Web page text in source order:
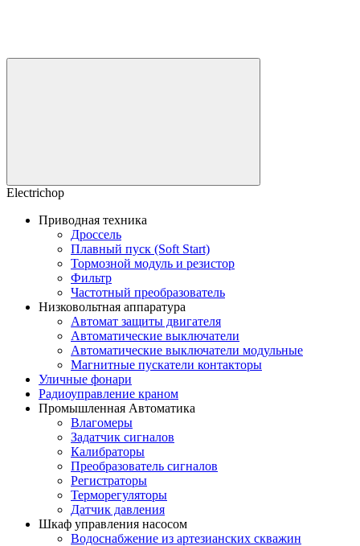
Electrichop
Приводная техника
Дроссель
Плавный пуск (Soft Start)
Тормозной модуль и резистор
Фильтр
Частотный преобразователь
Низковольтная аппаратура
Автомат защиты двигателя
Автоматические выключатели
Автоматические выключатели модульные
Магнитные пускатели контакторы
Уличные фонари
Радиоуправление краном
Промышленная Автоматика
Влагомеры
Задатчик сигналов
Калибраторы
Преобразователь сигналов
Регистраторы
Терморегуляторы
Датчик давления
Шкаф управления насосом
Водоснабжение из артезианских скважин